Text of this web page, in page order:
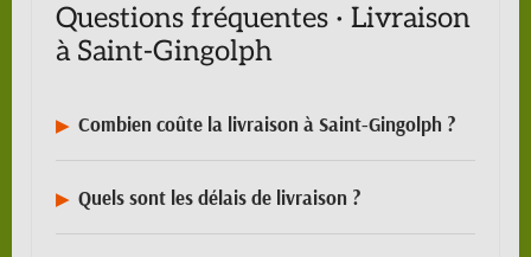
Questions fréquentes · Livraison
à Saint-Gingolph
Combien coûte la livraison à Saint-Gingolph ?
Quels sont les délais de livraison ?